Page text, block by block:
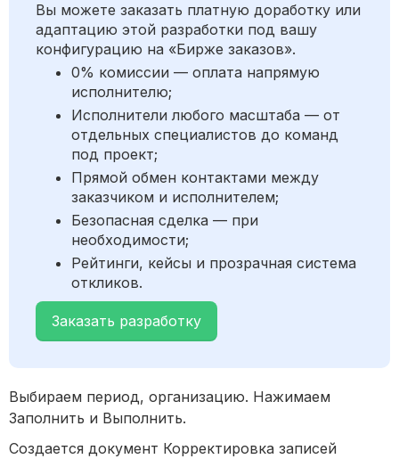
Вы можете заказать платную доработку или
адаптацию этой разработки под вашу
конфигурацию на «Бирже заказов».
0% комиссии — оплата напрямую
исполнителю;
Исполнители любого масштаба — от
отдельных специалистов до команд
под проект;
Прямой обмен контактами между
заказчиком и исполнителем;
Безопасная сделка — при
необходимости;
Рейтинги, кейсы и прозрачная система
откликов.
Заказать разработку
Выбираем период, организацию. Нажимаем
Заполнить и Выполнить.
Создается документ Корректировка записей